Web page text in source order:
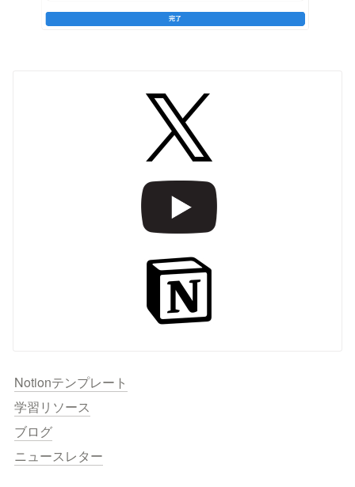
Notionテンプレート
学習リソース
ブログ
ニュースレター